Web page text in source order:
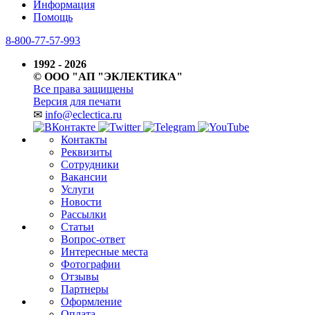
Информация
Помощь
8-800-77-57-993
1992 - 2026
© ООО "АП "ЭКЛЕКТИКА"
Все права защищены
Версия для печати
✉ info@eclectica.ru
Контакты
Реквизиты
Сотрудники
Вакансии
Услуги
Новости
Рассылки
Статьи
Вопрос-ответ
Интересные места
Фотографии
Отзывы
Партнеры
Оформление